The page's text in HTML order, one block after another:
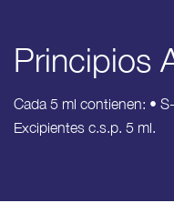
Principios
Cada 5 ml contienen: •
Excipientes c.s.p. 5 ml.